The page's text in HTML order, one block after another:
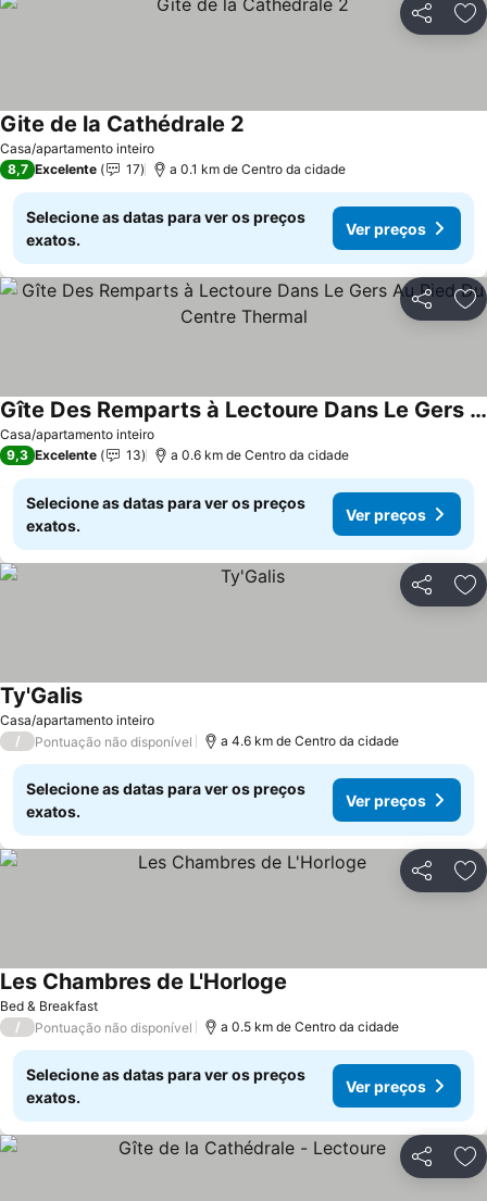
Partilhar
Casa/apartamento inteiro
Gite de la Cathédrale 2
8,7 Excelente 17 a 0.1 km de Centro da cidade
Selecione as datas para ver os preços
exatos.
Ver preços
Partilhar
Casa/apartamento inteiro
Gîte Des Remparts à Lectoure Dans Le Gers Au Pied Du Centre Thermal
9,3 Excelente 13 a 0.6 km de Centro da cidade
Selecione as datas para ver os preços
exatos.
Ver preços
Partilhar
Casa/apartamento inteiro
Ty'Galis
/ Pontuação não disponível a 4.6 km de Centro da cidade
Selecione as datas para ver os preços
exatos.
Ver preços
Partilhar
Bed & Breakfast
Les Chambres de L'Horloge
/ Pontuação não disponível a 0.5 km de Centro da cidade
Selecione as datas para ver os preços
exatos.
Ver preços
Partilhar